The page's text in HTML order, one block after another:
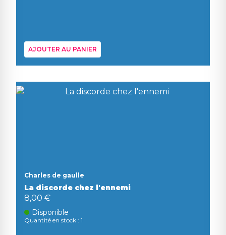
AJOUTER AU PANIER
Charles de gaulle
La discorde chez l'ennemi
8,00 €
Disponible
Quantité en stock : 1